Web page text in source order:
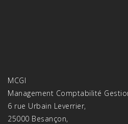
MCGI
Management Comptabilité
6 rue Urbain Leverrier,
25000 Besançon,